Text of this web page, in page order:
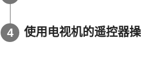
使用电视机的遥控器操